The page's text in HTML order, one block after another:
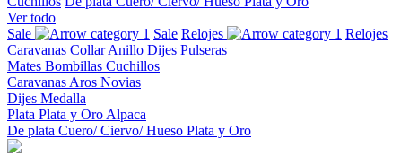
Ver todo
Sale
Sale Relojes
Relojes
Caravanas CollarAnillo Dijes Pulseras
Mates Bombillas Cuchillos
Caravanas Aros Novias
Dijes Medalla
Plata Plata y Oro Alpaca
De plata Cuero/ Ciervo/ Hueso Plata y Oro